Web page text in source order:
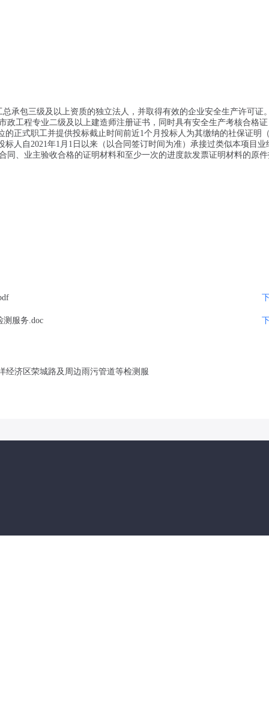
承包三级及以上资质的独立法人，并取得有效的企业安全生产许可证
政工程专业二级及以上建造师注册证书，同时具有安全生产考核合格
正式职工并提供投标截止时间前近1个月投标人为其缴纳的社保证明
人自2021年1月1日以来（以合同签订时间为准）承接过类似本项目业
同、业主验收合格的证明材料和至少一次的进度款发票证明材料的原
测服务.doc
经济区荣城路及周边雨污管道等检测服